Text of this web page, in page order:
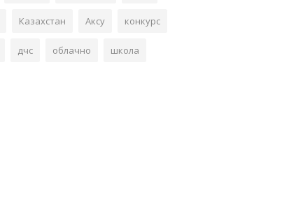
Казахстан Аксу конкурс
дчс облачно школа